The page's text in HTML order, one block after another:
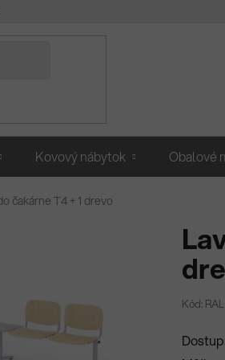
Kovový nábytok Obalové
čakárne T4 + 1 drevo
Kód: